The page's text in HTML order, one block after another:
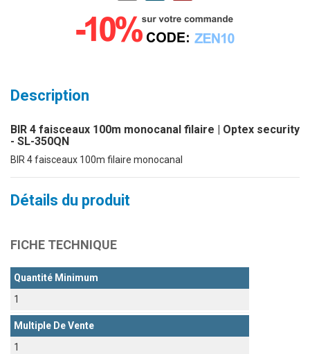
Description
BIR 4 faisceaux 100m monocanal filaire | Optex security
- SL-350QN
BIR 4 faisceaux 100m filaire monocanal
Détails du produit
FICHE TECHNIQUE
Quantité Minimum
1
Multiple De Vente
1